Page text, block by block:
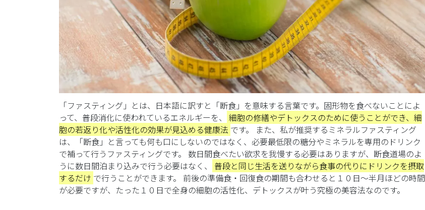
「ファスティング」とは、日本語に訳すと「断食」を意味する言葉です。固形物を食べないことによ
って、普段消化に使われているエネルギーを、
細胞の修繕やデトックスのために使うことができ、細
胞の若返り化や活性化の効果が見込める健康法 です。
また、私が推奨するミネラルファスティング
は、「断食」と言っても何も口にしないのではなく、必要最低限の糖分やミネラルを専用のドリンク
で補って行うファスティングです。
数日間食べたい欲求を我慢する必要はありますが、断食道場のよ
うに数日間泊まり込みで行う必要はなく、
普段と同じ生活を送りながら食事の代りにドリンクを摂取
するだけ で行うことができます。
前後の準備食・回復食の期間も合わせると１０日～半月ほどの時間
が必要ですが、たった１０日で全身の細胞の活性化、デトックスが叶う究極の美容法なのです。